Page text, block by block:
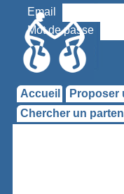
Email
Mot de passe
Accueil
Proposer
Chercher un